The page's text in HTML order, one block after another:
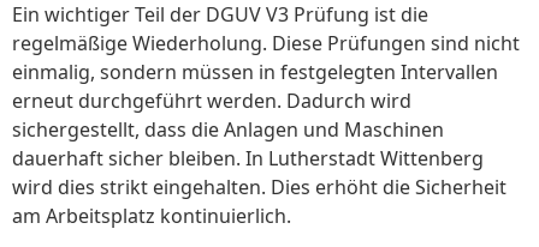
Ein wichtiger Teil der DGUV V3 Prüfung ist die
regelmäßige Wiederholung. Diese Prüfungen sind nicht
einmalig, sondern müssen in festgelegten Intervallen
erneut durchgeführt werden. Dadurch wird
sichergestellt, dass die Anlagen und Maschinen
dauerhaft sicher bleiben. In Lutherstadt Wittenberg
wird dies strikt eingehalten. Dies erhöht die Sicherheit
am Arbeitsplatz kontinuierlich.